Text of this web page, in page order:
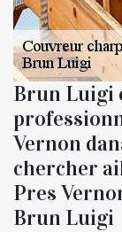
Brun Luigi
Vernon
chercher
Pres
Brun Luigi